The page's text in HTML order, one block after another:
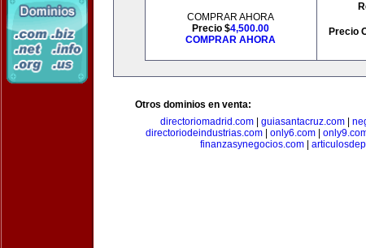
COMPRAR AHORA
Precio $4,500.00
COMPRAR AHORA
Precio
Otros dominios en venta:
directoriomadrid.com| guiasantacruz.com|
directoriodeindustrias.com| only6.com|
finanzasynegocios.com